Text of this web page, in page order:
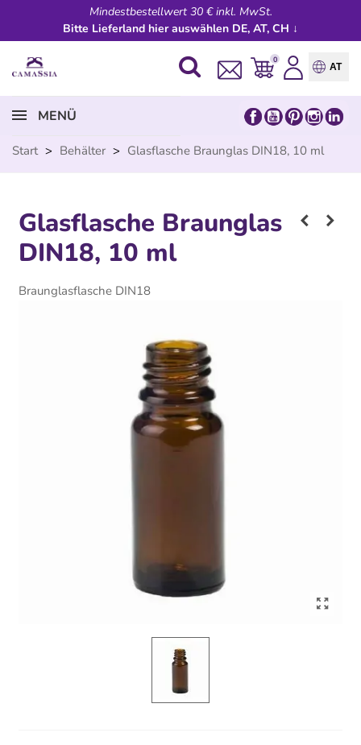
Mindestbestellwert 30 € inkl. MwSt.
Bitte Lieferland hier auswählen DE, AT, CH ↓
0
AT
MENÜ
Start > Behälter > Glasflasche Braunglas DIN18, 10 ml
Glasflasche Braunglas
DIN18, 10 ml
Braunglasflasche DIN18